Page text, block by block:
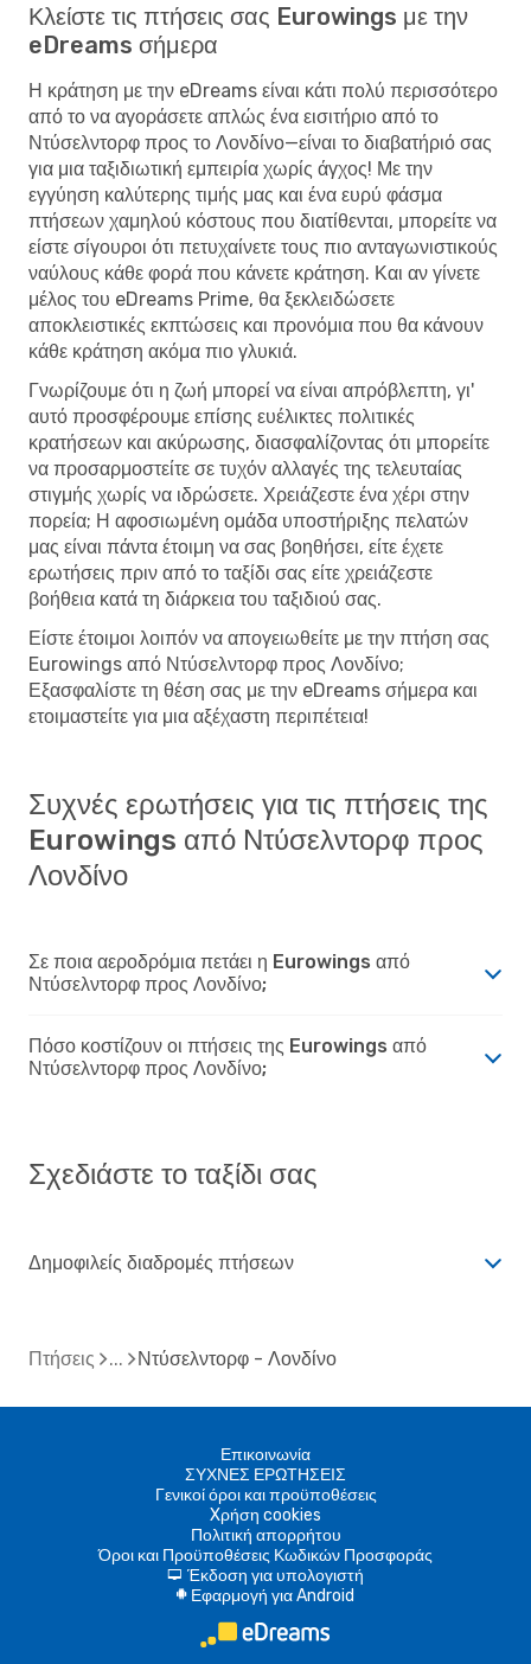
Κλείστε τις πτήσεις σας Eurowings με την
eDreams σήμερα
Η κράτηση με την eDreams είναι κάτι πολύ περισσότερο
από το να αγοράσετε απλώς ένα εισιτήριο από το
Ντύσελντορφ προς το Λονδίνο—είναι το διαβατήριό σας
για μια ταξιδιωτική εμπειρία χωρίς άγχος! Με την
εγγύηση καλύτερης τιμής μας και ένα ευρύ φάσμα
πτήσεων χαμηλού κόστους που διατίθενται, μπορείτε να
είστε σίγουροι ότι πετυχαίνετε τους πιο ανταγωνιστικούς
ναύλους κάθε φορά που κάνετε κράτηση. Και αν γίνετε
μέλος του eDreams Prime, θα ξεκλειδώσετε
αποκλειστικές εκπτώσεις και προνόμια που θα κάνουν
κάθε κράτηση ακόμα πιο γλυκιά.
Γνωρίζουμε ότι η ζωή μπορεί να είναι απρόβλεπτη, γι'
αυτό προσφέρουμε επίσης ευέλικτες πολιτικές
κρατήσεων και ακύρωσης, διασφαλίζοντας ότι μπορείτε
να προσαρμοστείτε σε τυχόν αλλαγές της τελευταίας
στιγμής χωρίς να ιδρώσετε. Χρειάζεστε ένα χέρι στην
πορεία; Η αφοσιωμένη ομάδα υποστήριξης πελατών
μας είναι πάντα έτοιμη να σας βοηθήσει, είτε έχετε
ερωτήσεις πριν από το ταξίδι σας είτε χρειάζεστε
βοήθεια κατά τη διάρκεια του ταξιδιού σας.
Είστε έτοιμοι λοιπόν να απογειωθείτε με την πτήση σας
Eurowings από Ντύσελντορφ προς Λονδίνο;
Εξασφαλίστε τη θέση σας με την eDreams σήμερα και
ετοιμαστείτε για μια αξέχαστη περιπέτεια!
Συχνές ερωτήσεις για τις πτήσεις της
Eurowings από Ντύσελντορφ προς
Λονδίνο
Σε ποια αεροδρόμια πετάει η Eurowings από
Ντύσελντορφ προς Λονδίνο;
Πόσο κοστίζουν οι πτήσεις της Eurowings από
Ντύσελντορφ προς Λονδίνο;
Σχεδιάστε το ταξίδι σας
Δημοφιλείς διαδρομές πτήσεων
Πτήσεις Ντύσελντορφ - Λονδίνο
Επικοινωνία
ΣΥΧΝΕΣ ΕΡΩΤΗΣΕΙΣ
Γενικοί όροι και προϋποθέσεις
Xρήση cookies
Πολιτική απορρήτου
Όροι και Προϋποθέσεις Κωδικών Προσφοράς
d Έκδοση για υπολογιστή
A Εφαρμογή για Android